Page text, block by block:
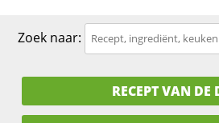
Zoek naar:
RECEPT VAN DE